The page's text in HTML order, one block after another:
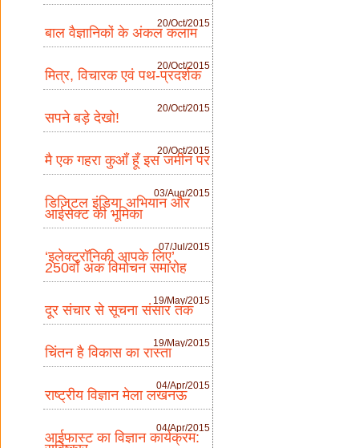
20/Oct/2015
बाल वैज्ञानिकों के अंकल कलाम
20/Oct/2015
मित्र, विचारक एवं पथ-प्रदर्शक
20/Oct/2015
सपने बड़े देखो!
20/Oct/2015
मै एक गहरा कुआँ हूँ इस जमीन पर
03/Aug/2015
डिजिटल इंडिया अभियान और
आईसेक्ट की भूमिका
07/Jul/2015
‘इलेक्ट्रॉनिकी आपके लिए’
250वाँ अंक विमोचन समारोह
19/May/2015
दूर संचार से सूचना संसार तक
19/May/2015
चिंतन है विकास का रास्ता
04/Apr/2015
राष्ट्रीय विज्ञान मेला लखनऊ
04/Apr/2015
आईफास्ट का विज्ञान कार्यक्रम: